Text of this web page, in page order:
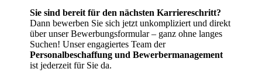
Sie sind bereit für den nächsten Karriereschritt?
Dann bewerben Sie sich jetzt unkompliziert und direkt
über unser Bewerbungsformular – ganz ohne langes
Suchen! Unser engagiertes Team der
Personalbeschaffung und Bewerbermanagement
ist jederzeit für Sie da.